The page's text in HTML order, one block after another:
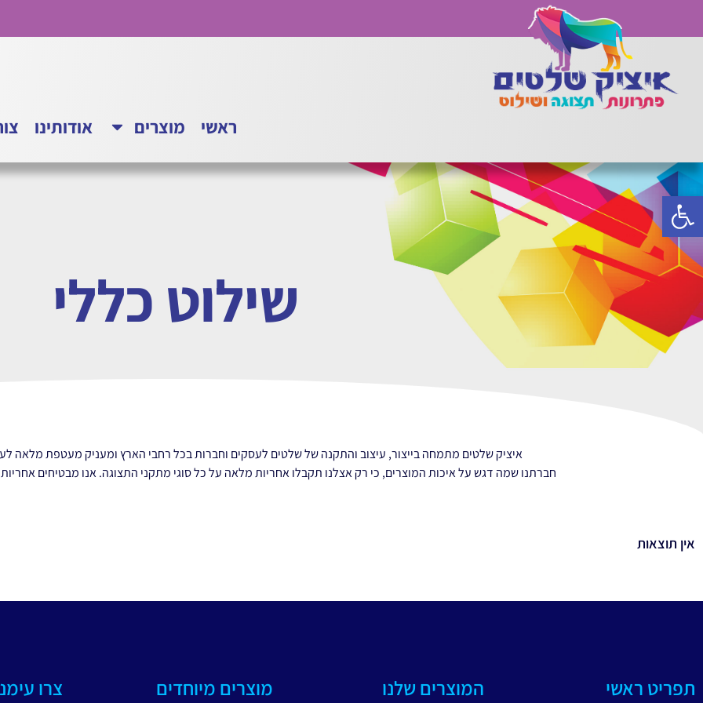
פתח סרגל נגישות
ראשי מוצרים אודותינו
שילוט כללי
איציק שלטים מתמחה בייצור, עיצוב והתקנה של שלטים לעסקים וחברות בכל רחבי הארץ ומעניק מעטפת מלאה
חברתנו שמה דגש על איכות המוצרים, כי רק אצלנו תקבלו אחריות מלאה על כל סוגי מתקני התצוגה. אנו מבטיחים
אין תוצאות
תפריט ראשי המוצרים שלנו מוצרים מיוחדים צרו